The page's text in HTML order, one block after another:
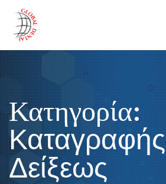
Κατηγορία:
Καταγραφής
Δείξεως